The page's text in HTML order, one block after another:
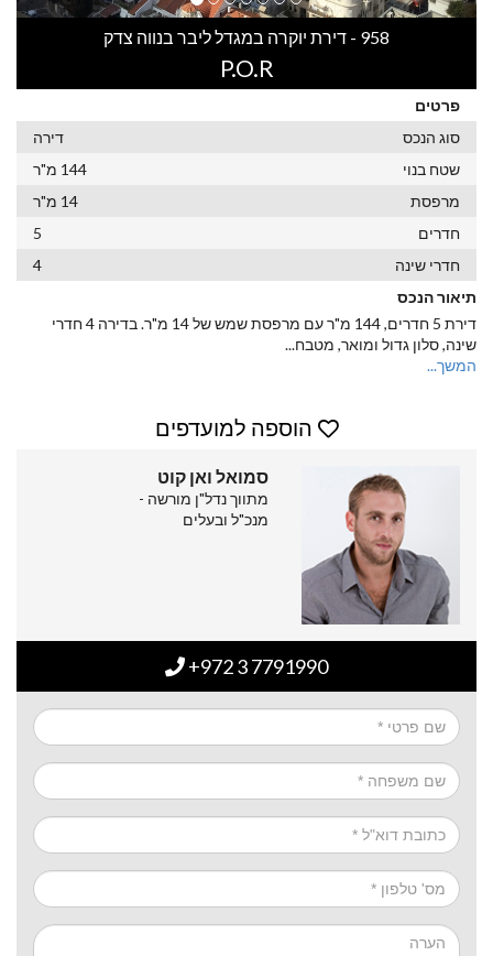
958 - דירת יוקרה במגדל ליבר בנווה צדק
P.O.R
פרטים
סוג הנכס
דירה
שטח בנוי
144 מ"ר
מרפסת
14 מ"ר
חדרים
5
חדרי שינה
4
תיאור הנכס
דירת 5 חדרים, 144 מ"ר עם מרפסת שמש של 14 מ"ר. בדירה 4 חדרי
שינה, סלון גדול ומואר, מטבח...
המשך...
הוספה למועדפים
סמואל ואן קוט
מתווך נדל"ן מורשה -
מנכ"ל ובעלים
+972 3 7791990